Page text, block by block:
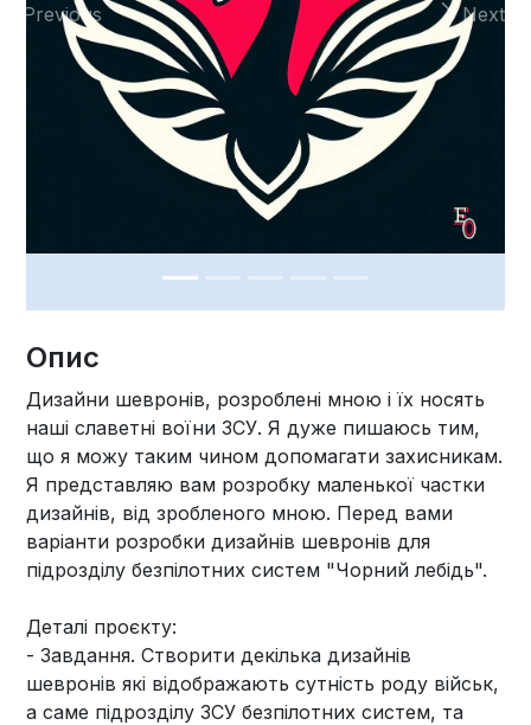
Previous Next
Опис
Дизайни шевронів, розроблені мною і їх носять
наші славетні воїни ЗСУ. Я дуже пишаюсь тим,
що я можу таким чином допомагати захисникам.
Я представляю вам розробку маленької частки
дизайнів, від зробленого мною. Перед вами
варіанти розробки дизайнів шевронів для
підрозділу безпілотних систем "Чорний лебідь".
Деталі проєкту:
- Завдання. Створити декілька дизайнів
шевронів які відображають сутність роду військ,
а саме підрозділу ЗСУ безпілотних систем, та